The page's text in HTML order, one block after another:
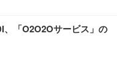
「O2O2Oサービス」の